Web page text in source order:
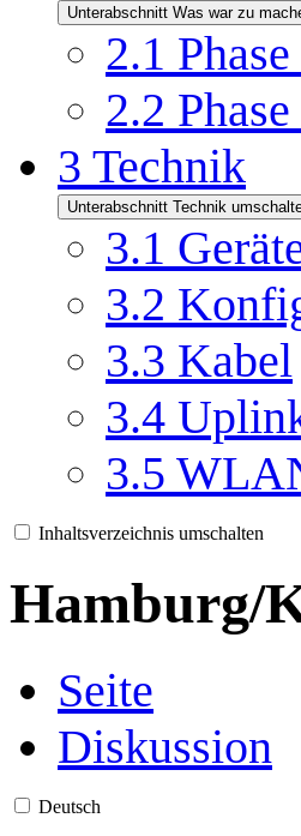
Unterabschnitt Was war zu
2.1
2.2
3 Technik
Unterabschnitt Technik
3.1
3.2
3.3 Kabel
3.4
3.5
Inhaltsverzeichnis umschalten
Hamburg/
Seite
Diskussion
Deutsch